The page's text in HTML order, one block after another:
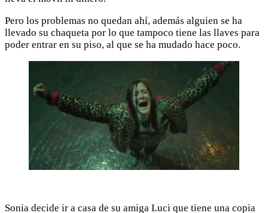
Pero los problemas no quedan ahí, además alguien se ha
llevado su chaqueta por lo que tampoco tiene las llaves para
poder entrar en su piso, al que se ha mudado hace poco.
Sonia decide ir a casa de su amiga Luci que tiene una copia